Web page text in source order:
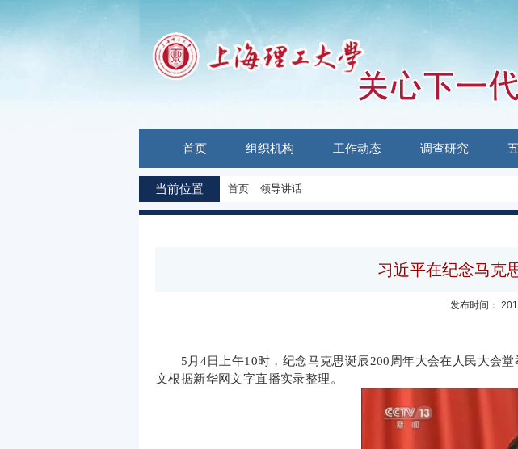
首页 组织机构 工作动态 调查研究
首页 领导讲话
当前位置
习近平在纪念马克
发布时间：
5 月 4日上午10时，纪念马克思诞辰200 周年大会在人民大会
文根据新华网文字直播实录整理。